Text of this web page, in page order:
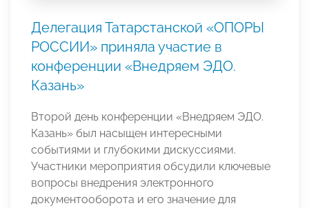
Делегация Татарстанской «ОПОРЫ
РОССИИ» приняла участие в
конференции «Внедряем ЭДО.
Казань»
Второй день конференции «Внедряем ЭДО.
Казань» был насыщен интересными
событиями и глубокими дискуссиями.
Участники мероприятия обсудили ключевые
вопросы внедрения электронного
документооборота и его значение для